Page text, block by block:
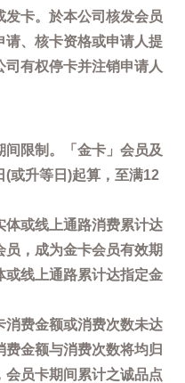
发卡。於本公司核发会员
请、核卡资格或申请人提
有权停卡并注销申请人
间限制。「金卡」会员及
(或升等日)起算，至满12
体或线上通路消费累计达
，成为金卡会员有效期
或线上通路累计达指定金
消费金额或消费次数未达
金额与消费次数将均归
员卡期间累计之诚品点